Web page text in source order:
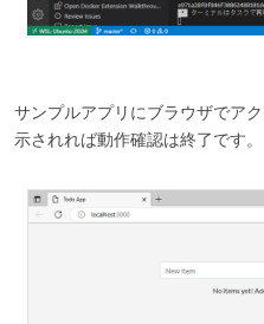
サンプルアプリにブラウザでア
示されれば動作確認は終了です。